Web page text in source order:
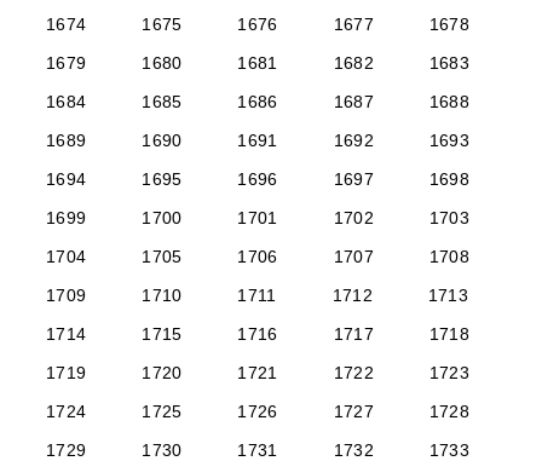
1674
1675 1676 1677
1678
1679
1680 1681 1682
1683
1684
1685 1686 1687
1688
1689
1690 1691 1692
1693
1694
1695 1696 1697
1698
1699
1700 1701 1702
1703
1704
1705 1706 1707
1708
1709
1710 1711 1712
1713
1714
1715 1716 1717
1718
1719
1720 1721 1722
1723
1724
1725 1726 1727
1728
1729
1730 1731 1732
1733